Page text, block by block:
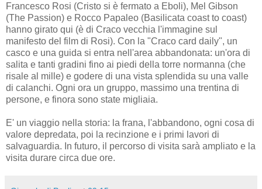
Francesco Rosi (Cristo si è fermato a Eboli), Mel Gibson
(The Passion) e Rocco Papaleo (Basilicata coast to coast)
hanno girato qui (è di Craco vecchia l'immagine sul
manifesto del film di Rosi). Con la "Craco card daily", un
casco e una guida si entra nell'area abbandonata: un'ora di
salita e tanti gradini fino ai piedi della torre normanna (che
risale al mille) e godere di una vista splendida su una valle
di calanchi. Ogni ora un gruppo, massimo una trentina di
persone, e finora sono state migliaia.
E' un viaggio nella storia: la frana, l'abbandono, ogni cosa di
valore depredata, poi la recinzione e i primi lavori di
salvaguardia. In futuro, il percorso di visita sarà ampliato e la
visita durare circa due ore.